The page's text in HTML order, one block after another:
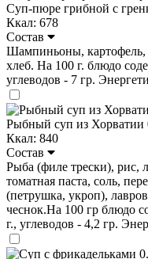
Суп-пюре грибной с
Ккал: 678
Состав
Шампиньоны, картофель,
хлеб. На 100 г. блюдо
углеводов - 7 гр.
Рыбный суп из Хорватии
Ккал: 840
Состав
Рыба (филе трески), рис,
томатная паста, соль,
(петрушка, укроп),
чеснок.На 100 гр блюдо
г., углеводов - 4,2 гр.